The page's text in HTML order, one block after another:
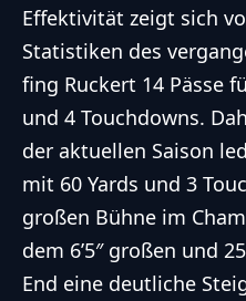
Effektivität zeigt sich
Statistiken des
fing Ruckert 14 Pässe
und 4 Touchdowns.
der aktuellen Saison
mit 60 Yards und 3
großen Bühne im
dem 6’5″ großen und
End eine deutliche